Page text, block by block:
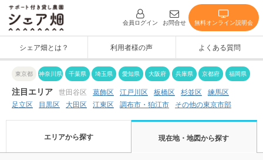
会員ログイン お問合せ 無料オンライン説明会
シェア畑とは？ 利用者様の声 よくある質問
東京都 神奈川県 千葉県 埼玉県 愛知県 大阪府 兵庫県 京都府 福岡県
注目エリア 世田谷区 葛飾区 江戸川区 板橋区 杉並区
練馬区
足立区
目黒区 大田区 江東区 調布市・狛江市 その他の東京市部
エリアから探す 現在地・地図から探す